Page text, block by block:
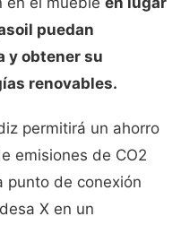
puedan
y obtener su
renovables.
permitirá un ahorro
emisiones de CO2
punto de conexión
X en un